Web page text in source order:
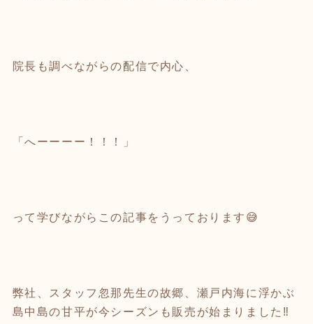
院長も調べながらの配信で内心、
「へーーーー！！！」
って学びながらこの記事をうっております😅
弊社、スタッフ忽那先生の故郷、瀬戸内海に浮かぶ
島中島の甘平が今シーズンも販売が始まりました‼️